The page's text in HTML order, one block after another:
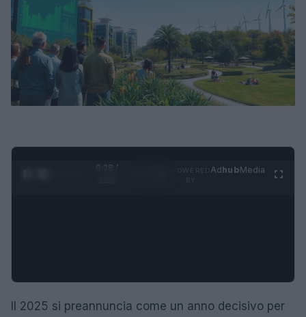
0:29 /
AdhubMedia
Il 2025 si preannuncia come un anno decisivo per